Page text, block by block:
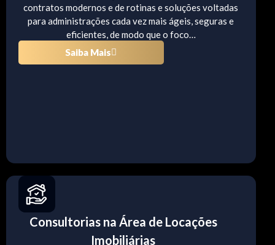
contratos modernos e de rotinas e soluções voltadas
para administrações cada vez mais ágeis, seguras e
eficientes, de modo que o foco…
Saiba Mais
Consultorias na Área de Locações
Imobiliárias